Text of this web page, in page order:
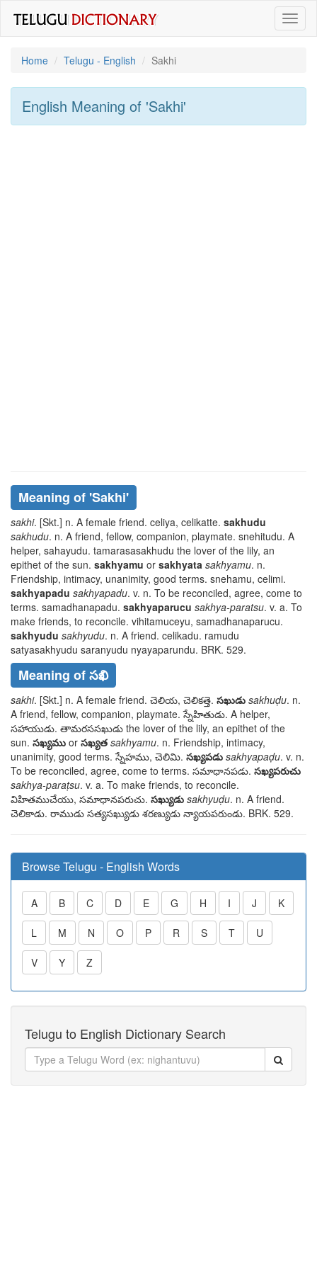
Home
Telugu - English Sakhi
English Meaning of 'sakhi'
Meaning of 'sakhi'
sakhi. [Skt.] n. A female friend. celiya, celikatte. sakhudu
sakhudu. n. A friend, fellow, companion, playmate. snehitudu. A
helper, sahayudu. tamarasasakhudu the lover of the lily, an
epithet of the sun. sakhyamu or sakhyata sakhyamu. n.
Friendship, intimacy, unanimity, good terms. snehamu, celimi.
sakhyapadu sakhyapadu. v. n. To be reconciled, agree, come to
terms. samadhanapadu. sakhyaparucu sakhya-paratsu. v. a. To
make friends, to reconcile. vihitamuceyu, samadhanaparucu.
sakhyudu sakhyudu. n. A friend. celikadu. ramudu
satyasakhyudu saranyudu nyayaparundu. BRK. 529.
Meaning of సఖి
sakhi. [Skt.] n. A female friend. చెలియ, చెలికత్తె. సఖుడు sakhuḍu. n.
A friend, fellow, companion, playmate.స్నేహితుడు. A helper,
సహాయుడు. తామరససఖుడు the lover of the lily, an epithet of the
sun. సఖ్యము or సఖ్యత sakhyamu. n. Friendship, intimacy,
unanimity, good terms.స్నేహము, చెలిమి. సఖ్యపడు sakhyapaḍu. v. n.
To be reconciled, agree, come to terms. సమాధానపడు. సఖ్యపరుచు
sakhya-paraṭsu. v. a. To make friends, to reconcile.
విహితముచేయు, సమాధానపరుచు. సఖ్యుడు sakhyuḍu. n. A friend.
చెలికాడు. రాముడు సత్యసఖ్యుడు శరణ్యుడు న్యాయపరుండు. BRK. 529.
Browse Telugu - English Words
A B C D E G H I J K
L M N O P R S T U
V Y Z
Telugu to English Dictionary Search